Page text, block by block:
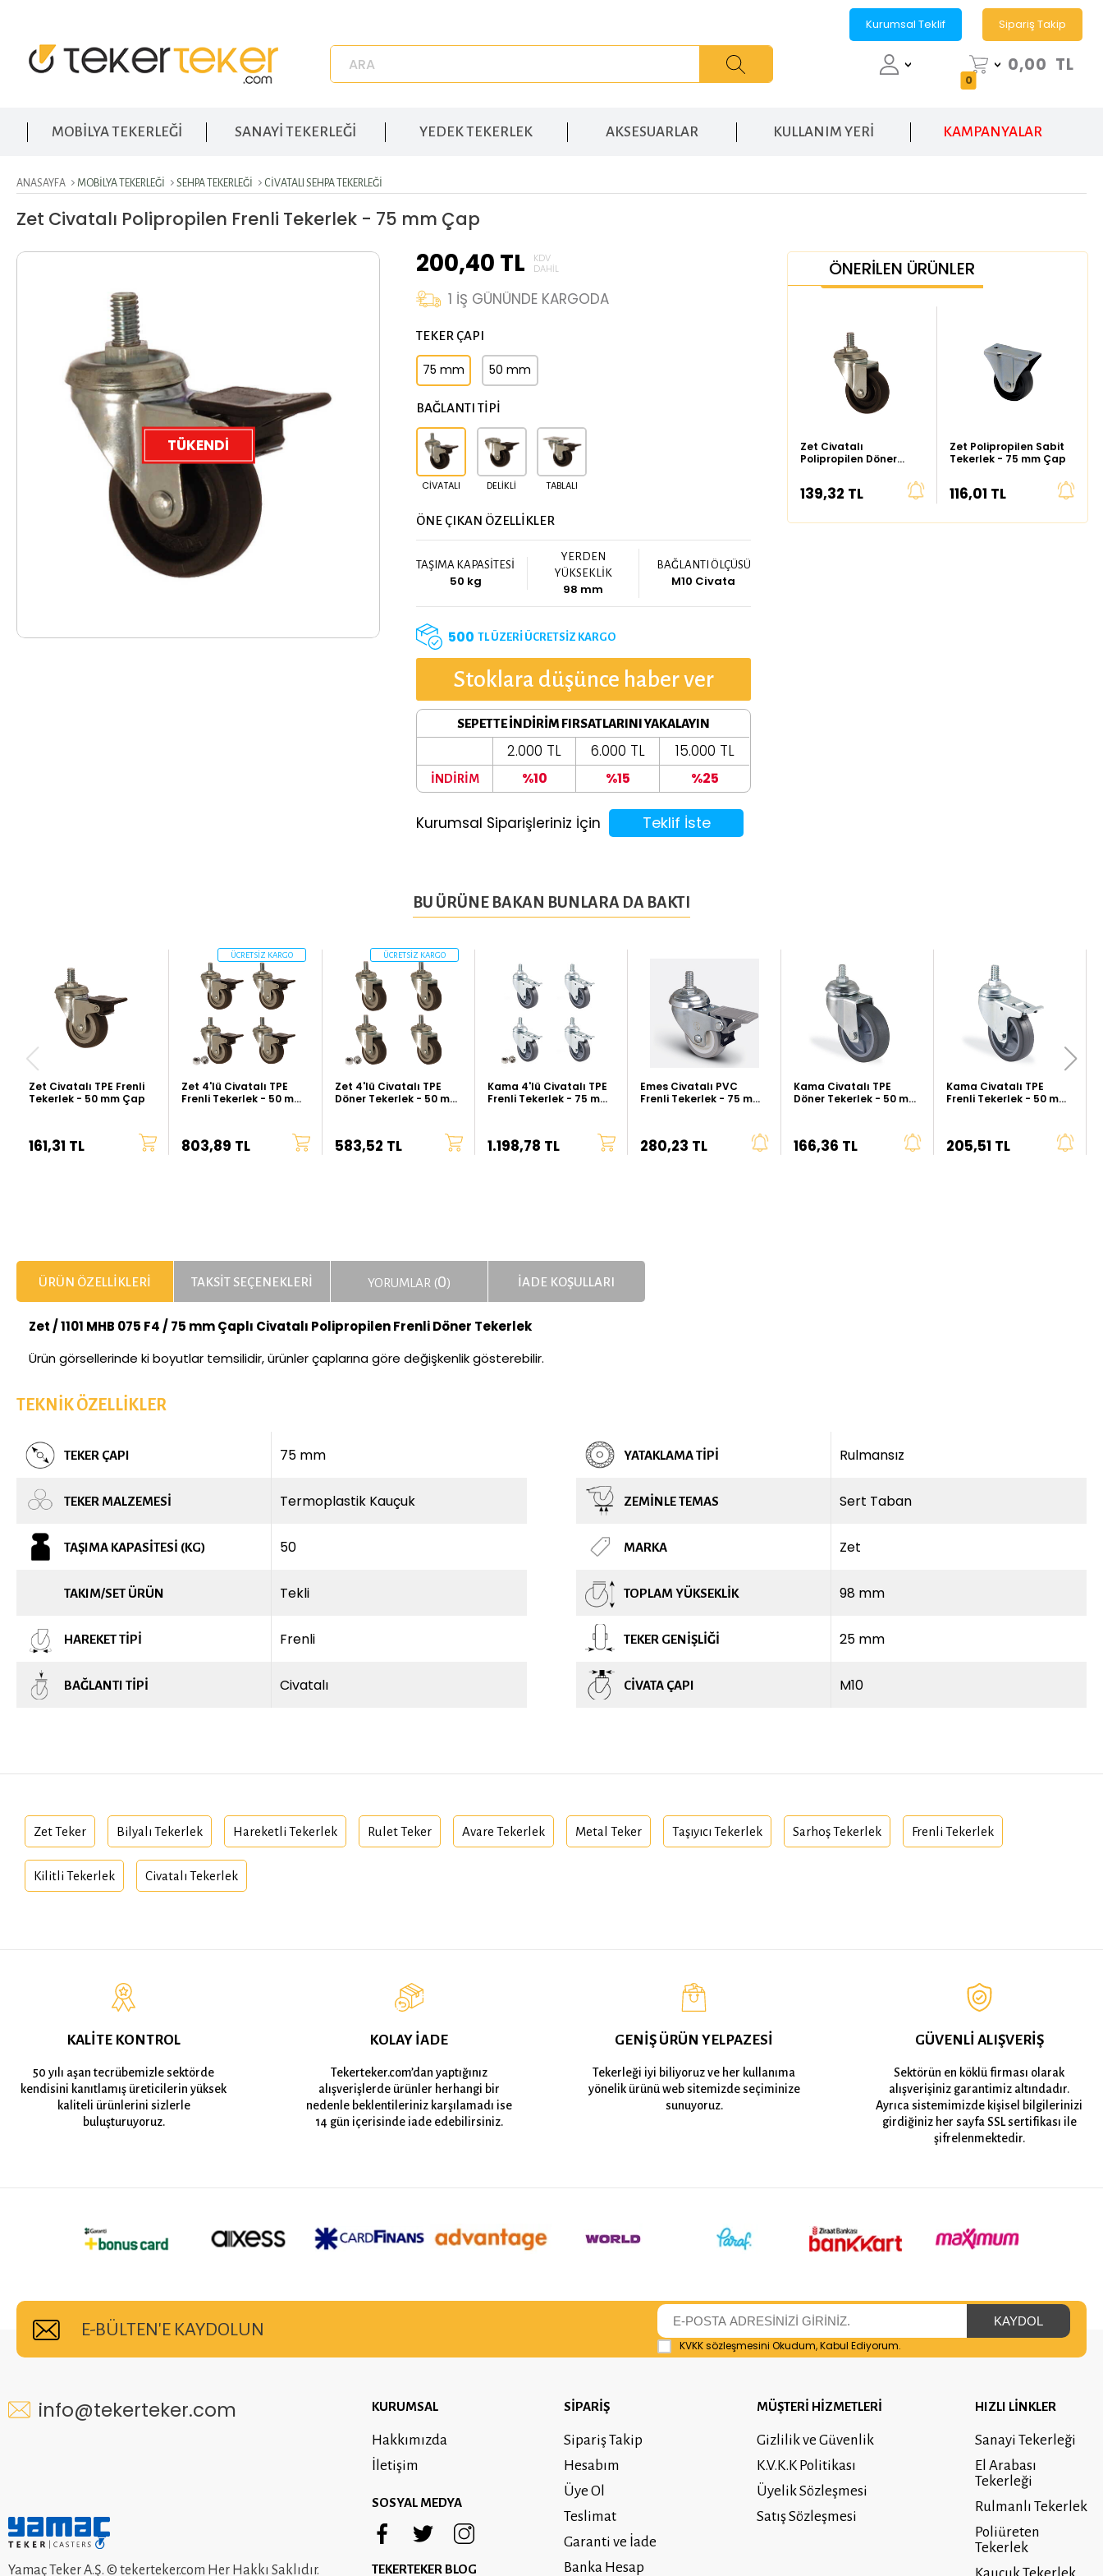
Kurumsal Teklif Sipariş Takip
0
0,00 TL
MOBİLYA TEKERLEĞİ SANAYİ TEKERLEĞİ YEDEK TEKERLEK AKSESUARLAR KULLANIM YERİ KAMPANYALAR
ANASAYFA MOBILYA TEKERLEĞI SEHPA TEKERLEĞI CIVATALI SEHPA TEKERLEĞI
Zet Civatalı Polipropilen Frenli Tekerlek - 75 mm Çap
TÜKENDI
200,40 TL
KDV
DAHIL
1 İŞ GÜNÜNDE KARGODA
TEKER ÇAPI
75 mm 50 mm
BAĞLANTI TİPİ
CIVATALI DELIKLI TABLALI
ÖNE ÇIKAN ÖZELLİKLER
TAŞIMA KAPASİTESİ
50 kg
YERDEN
YÜKSEKLİK
98 mm
BAĞLANTI ÖLÇÜSÜ
M10 Civata
500 TL ÜZERİ ÜCRETSİZ KARGO
Stoklara düşünce haber ver
SEPETTE İNDİRİM FIRSATLARINI YAKALAYIN
2.000 TL 6.000 TL 15.000 TL
İNDİRİM %10 %15 %25
Kurumsal Siparişleriniz İçin Teklif İste
ÖNERİLEN ÜRÜNLER
Zet Civatalı
Polipropilen Döner
139,32 TL
Zet Polipropilen Sabit
Tekerlek - 75 mm Çap
116,01 TL
BU ÜRÜNE BAKAN BUNLARA DA BAKTI
Zet Civatalı TPE Frenli
Tekerlek - 50 mm Çap
161,31 TL
ÜCRETSİZ KARGO
Zet 4'lü Civatalı TPE
Frenli Tekerlek - 50 mm
803,89 TL
ÜCRETSİZ KARGO
Zet 4'lü Civatalı TPE
Döner Tekerlek - 50 mm
583,52 TL
Kama 4'lü Civatalı TPE
Frenli Tekerlek - 75 mm
1.198,78 TL
Emes Civatalı PVC
Frenli Tekerlek - 75 mm
280,23 TL
Kama Civatalı TPE
Döner Tekerlek - 50 mm
166,36 TL
Kama Civatalı TPE
Frenli Tekerlek - 50 mm
205,51 TL
ÜRÜN ÖZELLIKLERI TAKSIT SEÇENEKLERI YORUMLAR (0) İADE KOŞULLARI
Zet / 1101 MHB 075 F4 / 75 mm Çaplı Civatalı Polipropilen Frenli Döner Tekerlek
Ürün görsellerinde ki boyutlar temsilidir, ürünler çaplarına göre değişkenlik gösterebilir.
TEKNIK ÖZELLIKLER
TEKER ÇAPI 75 mm
TEKER MALZEMESI Termoplastik Kauçuk
TAŞIMA KAPASITESI (KG) 50
TAKIM/SET ÜRÜN Tekli
HAREKET TIPI Frenli
BAĞLANTI TIPI Civatalı
YATAKLAMA TIPI Rulmansız
ZEMINLE TEMAS Sert Taban
MARKA Zet
TOPLAM YÜKSEKLIK 98 mm
TEKER GENIŞLIĞI 25 mm
CIVATA ÇAPI M10
Zet Teker Bilyalı Tekerlek Hareketli Tekerlek Rulet Teker Avare Tekerlek Metal Teker Taşıyıcı Tekerlek Sarhoş Tekerlek Frenli Tekerlek
Kilitli Tekerlek Civatalı Tekerlek
KALİTE KONTROL
50 yılı aşan tecrübemizle sektörde
kendisini kanıtlamış üreticilerin yüksek
kaliteli ürünlerini sizlerle
buluşturuyoruz.
KOLAY İADE
Tekerteker.com’dan yaptığınız
alışverişlerde ürünler herhangi bir
nedenle beklentileriniz karşılamadı ise
14 gün içerisinde iade edebilirsiniz.
GENİŞ ÜRÜN YELPAZESİ
Tekerleği iyi biliyoruz ve her kullanıma
yönelik ürünü web sitemizde seçiminize
sunuyoruz.
GÜVENLİ ALIŞVERİŞ
Sektörün en köklü firması olarak
alışverişiniz garantimiz altındadır.
Ayrıca sistemimizde kişisel bilgilerinizi
girdiğiniz her sayfa SSL sertifikası ile
şifrelenmektedir.
E-BÜLTEN'E KAYDOLUN
KVKK sözleşmesini Okudum, Kabul Ediyorum.
info@tekerteker.com
Yamaç Teker A.Ş. © tekerteker.com Her Hakkı Saklıdır.
KURUMSAL
Hakkımızda
İletişim
SOSYAL MEDYA
TEKERTEKER BLOG
SİPARİŞ
Sipariş Takip
Hesabım
Üye Ol
Teslimat
Garanti ve İade
Banka Hesap
MÜŞTERİ HİZMETLERİ
Gizlilik ve Güvenlik
K.V.K.K Politikası
Üyelik Sözleşmesi
Satış Sözleşmesi
HIZLI LİNKLER
Sanayi Tekerleği
El Arabası
Tekerleği
Rulmanlı Tekerlek
Poliüreten
Tekerlek